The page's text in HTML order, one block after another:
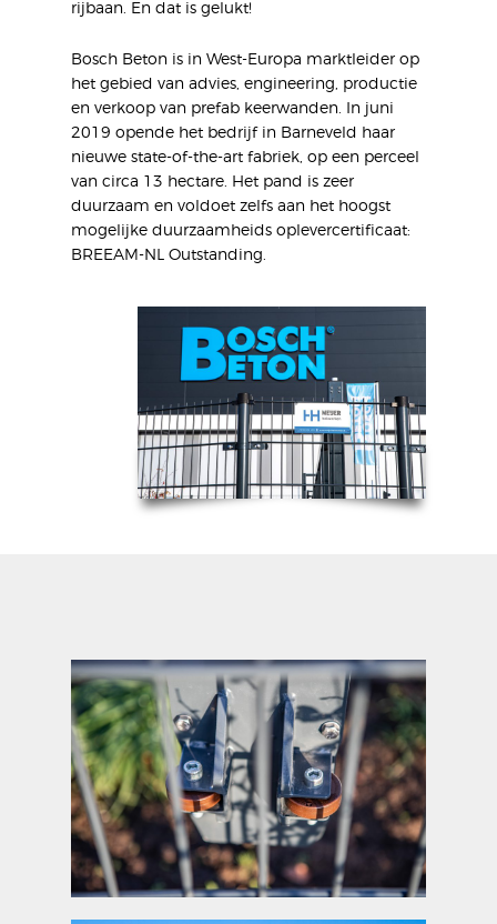
rijbaan. En dat is gelukt!
Bosch Beton is in West-Europa marktleider op
het gebied van advies, engineering, productie
en verkoop van prefab keerwanden. In juni
2019 opende het bedrijf in Barneveld haar
nieuwe state-of-the-art fabriek, op een perceel
van circa 13 hectare. Het pand is zeer
duurzaam en voldoet zelfs aan het hoogst
mogelijke duurzaamheids oplevercertificaat:
BREEAM-NL Outstanding.